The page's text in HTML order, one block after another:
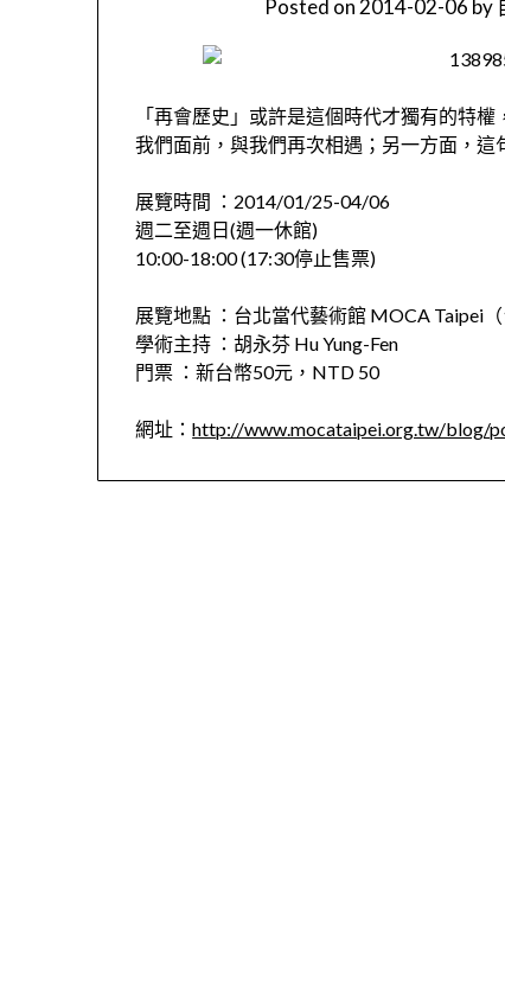
Posted on2014-02-06 by
「再會歷史」或許是這個時代才獨有的特
我們面前，與我們再次相遇；另一方面，
展覽時間 ：2014/01/25-04/06
週二至週日(週一休館)
10:00-18:00 (17:30停止售票)
展覽地點 ：台北當代藝術館 MOCA Taipei
學術主持 ：胡永芬 Hu Yung-Fen
門票 ：新台幣50元，NTD 50
網址：http://www.mocataipei.org.tw/blog/